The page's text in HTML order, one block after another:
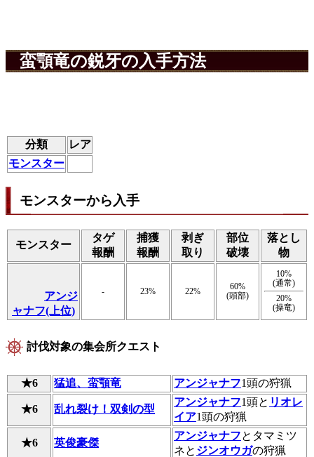
蛮顎竜の鋭牙の入手方法
分類
レア
モンスター
モンスターから入手
モンスター
タゲ
報酬
捕獲
報酬
剥ぎ
取り
部位
破壊
落とし
物
アンジ
ャナフ(上位)
- 23% 22%
60%
(頭部)
10%
(通常)
20%
(操竜)
討伐対象の集会所クエスト
★6 猛追、蛮顎竜 アンジャナフ1頭の狩猟
★6 乱れ裂け！双剣の型
アンジャナフ1頭と リオレ
イア1頭の狩猟
★6 英俊豪傑
アンジャナフとタマミツ
ネと ジンオウガの狩猟